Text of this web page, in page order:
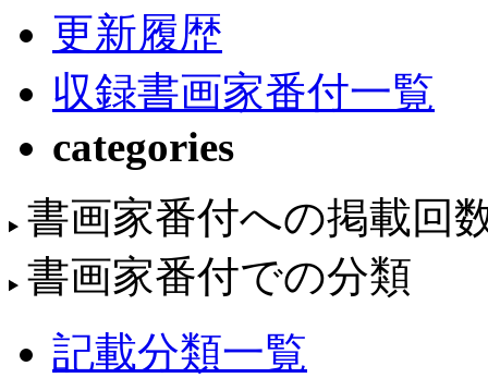
更新履歴
収録書画家番付一覧
categories
書画家番付への掲載回
書画家番付での分類
記載分類一覧